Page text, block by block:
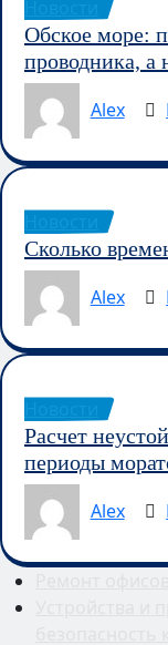
Обское море:
проводника, а
Alex
Сколько
Alex
Расчет
периоды
Alex